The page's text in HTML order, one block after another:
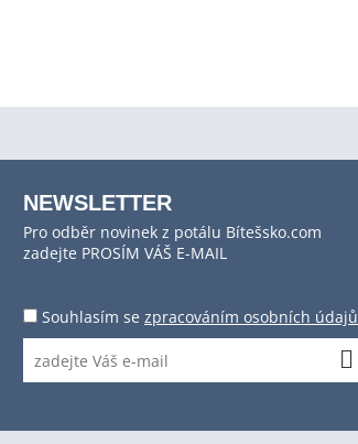
NEWSLETTER
Pro odběr novinek z potálu Bítešsko.com
zadejte PROSÍM VÁŠ E-MAIL
Souhlasím se zpracováním osobních údajů